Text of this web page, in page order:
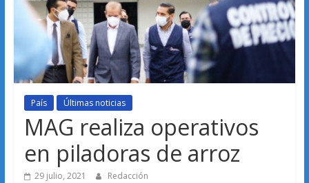
País Últimas noticias
MAG realiza operativos
en piladoras de arroz
29 julio, 2021 Redacción